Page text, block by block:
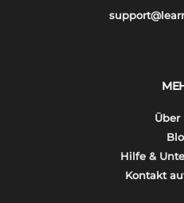
Über
Hilfe &
Kontakt